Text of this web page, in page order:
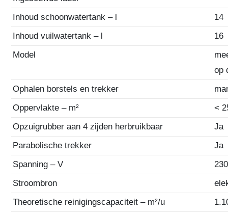
Inhoud schoonwatertank – l
14
Inhoud vuilwatertank – l
16
Model
op
Ophalen borstels en trekker
Oppervlakte – m²
<
Opzuigrubber aan 4 zijden herbruikbaar
Ja
Parabolische trekker
Ja
Spanning – V
230
Stroombron
Theoretische reinigingscapaciteit – m²/u